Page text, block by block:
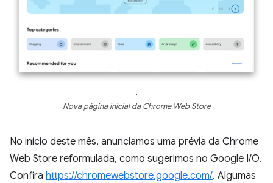
.
Nova página inicial da Chrome Web Store
No início deste mês, anunciamos uma prévia da Chrome
Web Store reformulada, como sugerimos no Google I/O.
Confira https://chromewebstore.google.com/. Algumas